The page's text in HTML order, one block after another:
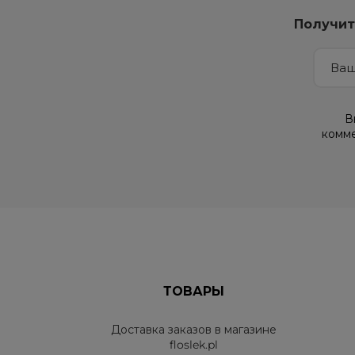
ТОВАРЫ
Доставка заказов в магазине
floslek.pl